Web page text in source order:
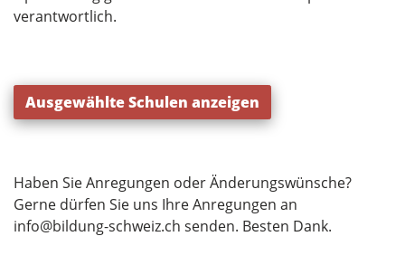
verantwortlich.
Ausgewählte Schulen anzeigen
Haben Sie Anregungen oder Änderungswünsche?
Gerne dürfen Sie uns Ihre Anregungen an
info@bildung-schweiz.ch senden. Besten Dank.